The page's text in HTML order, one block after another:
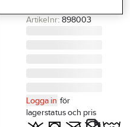
Artikelnr: 898003
Logga in för
lagerstatus och pris